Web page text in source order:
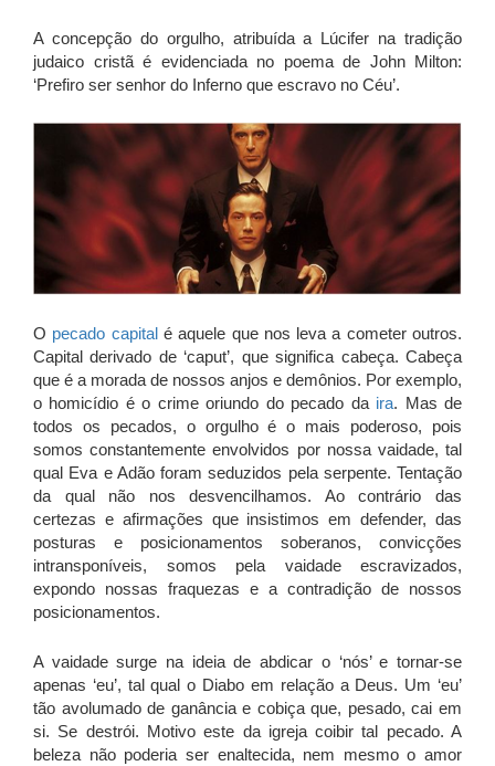
A concepção do orgulho, atribuída a Lúcifer na tradição
judaico cristã é evidenciada no poema de John Milton:
‘Prefiro ser senhor do Inferno que escravo no Céu’.
O pecado capitalé aquele que nos leva a cometer outros.
Capital derivado de ‘caput’, que significa cabeça. Cabeça
que é a morada de nossos anjos e demônios. Por exemplo,
o homicídio é o crime oriundo do pecado da ira. Mas de
todos os pecados, o orgulho é o mais poderoso, pois
somos constantemente envolvidos por nossa vaidade, tal
qual Eva e Adão foram seduzidos pela serpente. Tentação
da qual não nos desvencilhamos. Ao contrário das
certezas e afirmações que insistimos em defender, das
posturas e posicionamentos soberanos, convicções
intransponíveis, somos pela vaidade escravizados,
expondo nossas fraquezas e a contradição de nossos
posicionamentos.
A vaidade surge na ideia de abdicar o ‘nós’ e tornar-se
apenas ‘eu’, tal qual o Diabo em relação a Deus. Um ‘eu’
tão avolumado de ganância e cobiça que, pesado, cai em
si. Se destrói. Motivo este da igreja coibir tal pecado. A
beleza não poderia ser enaltecida, nem mesmo o amor